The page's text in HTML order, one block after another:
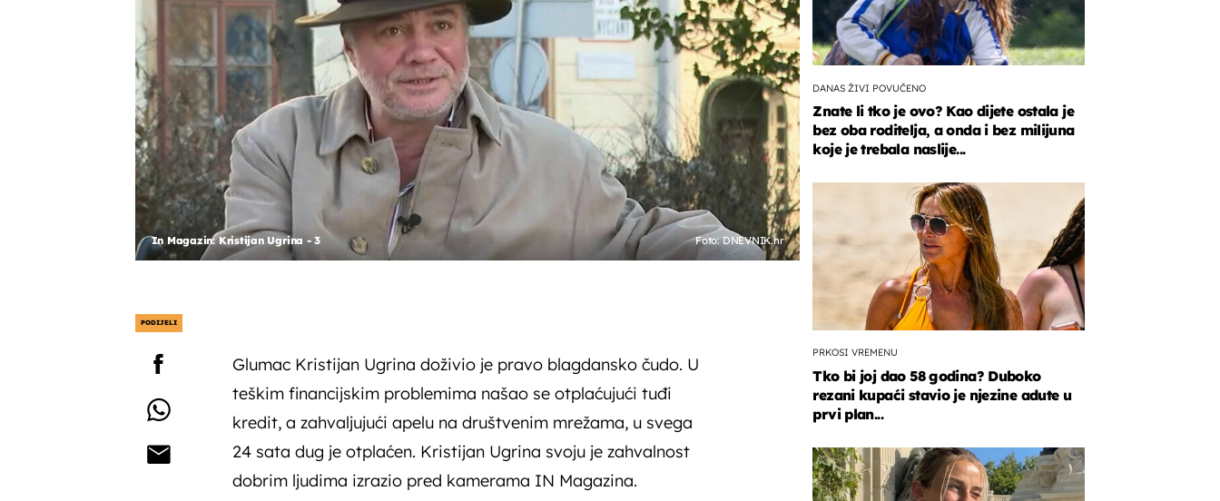
In Magazin: Kristijan Ugrina - 3 Foto: DNEVNIK.hr
PODIJELI
Glumac Kristijan Ugrina doživio je pravo blagdansko čudo. U
teškim financijskim problemima našao se otplaćujući tuđi
kredit, a zahvaljujući apelu na društvenim mrežama, u svega
24 sata dug je otplaćen. Kristijan Ugrina svoju je zahvalnost
dobrim ljudima izrazio pred kamerama IN Magazina.
DANAS ŽIVI POVUČENO
Znate li tko je ovo? Kao dijete ostala je
bez oba roditelja, a onda i bez milijuna
koje je trebala naslije...
PRKOSI VREMENU
Tko bi joj dao 58 godina? Duboko
rezani kupaći stavio je njezine adute u
prvi plan...